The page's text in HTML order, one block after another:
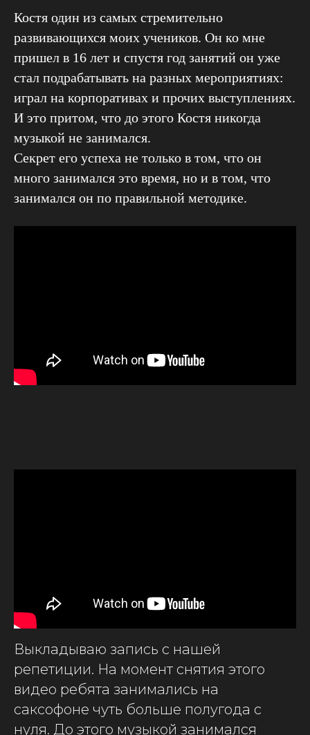
Костя один из самых стремительно
развивающихся моих учеников. Он ко мне
пришел в 16 лет и спустя год занятий он уже
стал подрабатывать на разных мероприятиях:
играл на корпоративах и прочих выступлениях.
И это притом, что до этого Костя никогда
музыкой не занимался.
Секрет его успеха не только в том, что он
много занимался это время, но и в том, что
занимался он по правильной методике.
Выкладываю запись с нашей
репетиции. На момент снятия этого
видео ребята занимались на
саксофоне чуть больше полугода с
нуля. До этого музыкой занимался